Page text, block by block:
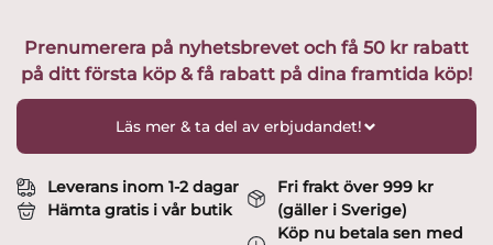
Prenumerera på nyhetsbrevet och få 50 kr rabatt
på ditt första köp & få rabatt på dina framtida köp!
Läs mer & ta del av erbjudandet!
Leverans inom 1-2 dagar
Hämta gratis i vår butik
Fri frakt över 999 kr
(gäller i Sverige)
Köp nu betala sen med